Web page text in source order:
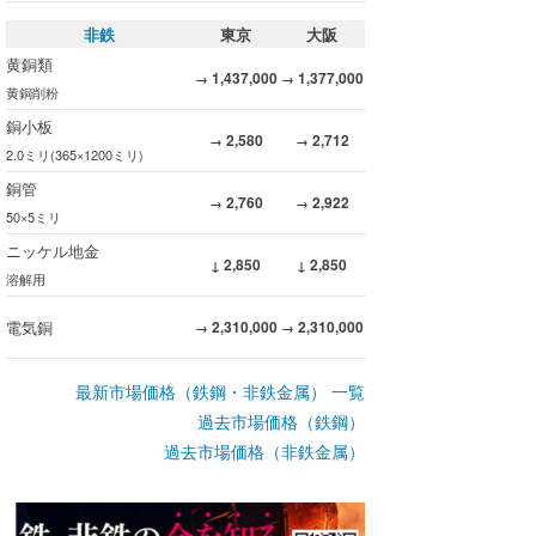
非鉄 東京
大阪
黄銅類
黄銅削粉
→ 1,437,000 → 1,377,000
銅小板
2.0ミリ(365×1200ミリ)
→ 2,580 → 2,712
銅管
50×5ミリ
→ 2,760 → 2,922
ニッケル地金
溶解用
↓ 2,850 ↓ 2,850
電気銅 → 2,310,000 → 2,310,000
最新市場価格（鉄鋼・非鉄金属） 一覧
過去市場価格（鉄鋼）
過去市場価格（非鉄金属）